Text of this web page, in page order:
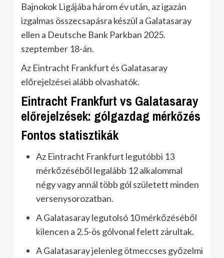
Bajnokok Ligájába három év után, az igazán
izgalmas összecsapásra készül a Galatasaray
ellen a Deutsche Bank Parkban 2025.
szeptember 18-án.
Az Eintracht Frankfurt és Galatasaray
előrejelzései alább olvashatók.
Eintracht Frankfurt vs Galatasaray
előrejelzések: gólgazdag mérkőzés
Fontos statisztikák
Az Eintracht Frankfurt legutóbbi 13
mérkőzéséből legalább 12 alkalommal
négy vagy annál több gól született minden
versenysorozatban.
A Galatasaray legutolsó 10 mérkőzéséből
kilencen a 2.5-ös gólvonal felett zárultak.
A Galatasaray jelenleg ötmeccses győzelmi